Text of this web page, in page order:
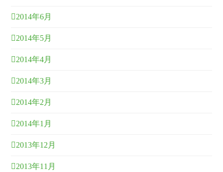
2014年6月
2014年5月
2014年4月
2014年3月
2014年2月
2014年1月
2013年12月
2013年11月